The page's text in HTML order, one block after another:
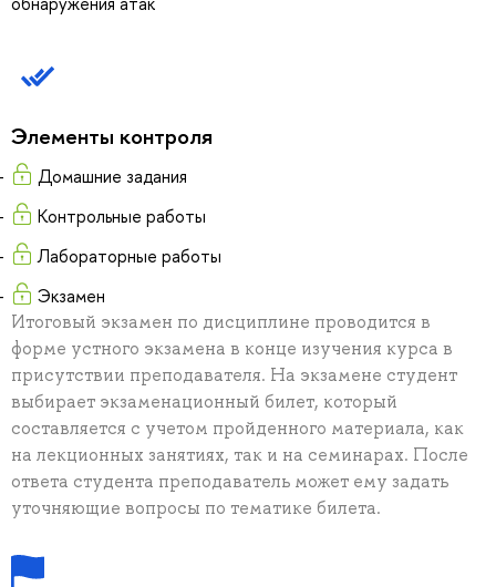
Элементы контроля
Домашние задания
Контрольные работы
Лабораторные работы
Экзамен
Итоговый экзамен по дисциплине проводится в
форме устного экзамена в конце изучения курса в
присутствии преподавателя. На экзамене студент
выбирает экзаменационный билет, который
составляется с учетом пройденного материала, как
на лекционных занятиях, так и на семинарах. После
ответа студента преподаватель может ему задать
уточняющие вопросы по тематике билета.